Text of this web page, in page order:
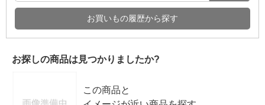
お買いもの履歴から探す
お探しの商品は見つかりましたか?
この商品と